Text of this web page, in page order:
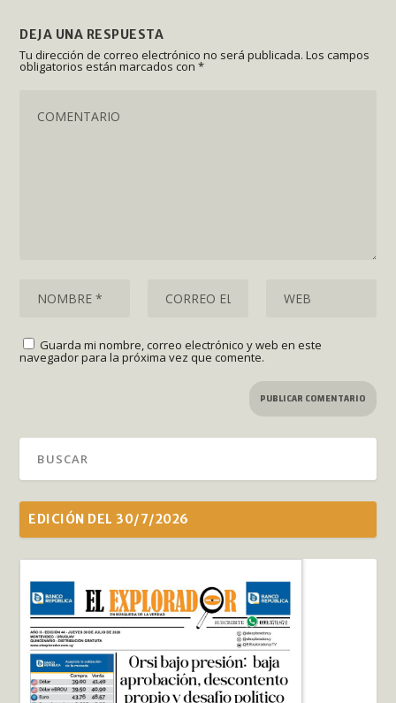
DEJA UNA RESPUESTA
Tu dirección de correo electrónico no será publicada. Los campos
obligatorios están marcados con*
Guarda mi nombre, correo electrónico y web en este
navegador para la próxima vez que comente.
EDICIÓN DEL 30/7/2026